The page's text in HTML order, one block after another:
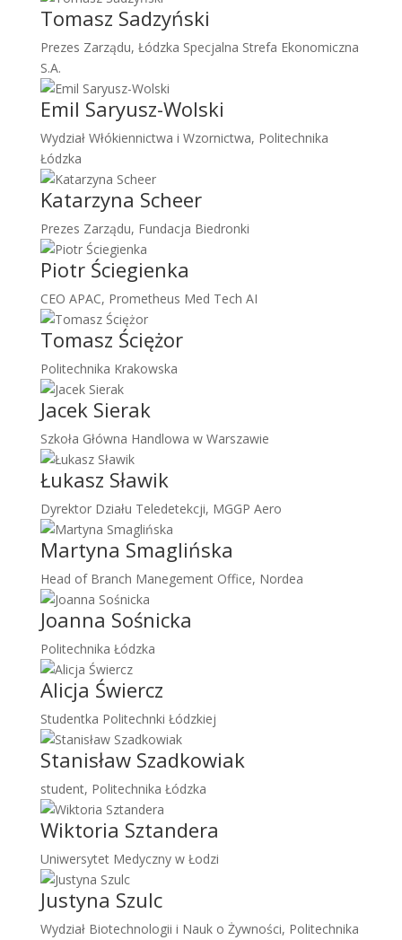
Tomasz Sadzyński
Prezes Zarządu, Łódzka Specjalna Strefa Ekonomiczna
S.A.
Emil Saryusz-Wolski
Wydział Włókiennictwa i Wzornictwa, Politechnika
Łódzka
Katarzyna Scheer
Prezes Zarządu, Fundacja Biedronki
Piotr Ściegienka
CEO APAC, Prometheus Med Tech AI
Tomasz Ściężor
Politechnika Krakowska
Jacek Sierak
Szkoła Główna Handlowa w Warszawie
Łukasz Sławik
Dyrektor Działu Teledetekcji, MGGP Aero
Martyna Smaglińska
Head of Branch Manegement Office, Nordea
Joanna Sośnicka
Politechnika Łódzka
Alicja Świercz
Studentka Politechnki Łódzkiej
Stanisław Szadkowiak
student, Politechnika Łódzka
Wiktoria Sztandera
Uniwersytet Medyczny w Łodzi
Justyna Szulc
Wydział Biotechnologii i Nauk o Żywności, Politechnika